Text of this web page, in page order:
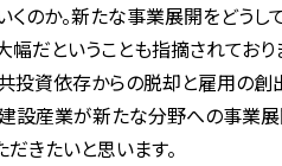
のか。新たな事業展開をどう
幅だということも指摘されており
投資依存からの脱却と雇用の
設産業が新たな分野への事業
きたいと思います。